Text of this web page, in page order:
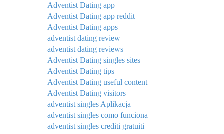
Adventist Dating app
Adventist Dating app reddit
Adventist Dating apps
adventist dating review
adventist dating reviews
Adventist Dating singles sites
Adventist Dating tips
Adventist Dating useful content
Adventist Dating visitors
adventist singles Aplikacja
adventist singles como funciona
adventist singles crediti gratuiti